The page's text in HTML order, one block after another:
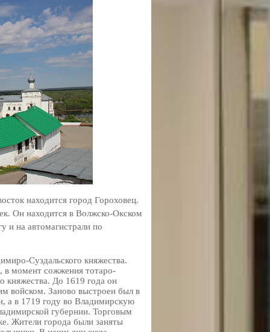
находится город Гороховец.
Он находится в Волжско-Окском
и на автомагистрали по
Суздальского княжества.
в момент сожжения тотаро-
княжества. До 1619 года он
войском. Заново выстроен был в
а в 1719 году во Владимирскую
губернии. Торговым
Жители города были заняты